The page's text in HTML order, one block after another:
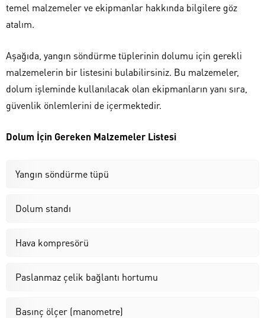
temel malzemeler ve ekipmanlar hakkında bilgilere göz
atalım.
Aşağıda, yangın söndürme tüplerinin dolumu için gerekli
malzemelerin bir listesini bulabilirsiniz. Bu malzemeler,
dolum işleminde kullanılacak olan ekipmanların yanı sıra,
güvenlik önlemlerini de içermektedir.
Dolum İçin Gereken Malzemeler Listesi
Yangın söndürme tüpü
Dolum standı
Hava kompresörü
Paslanmaz çelik bağlantı hortumu
Basınç ölçer (manometre)